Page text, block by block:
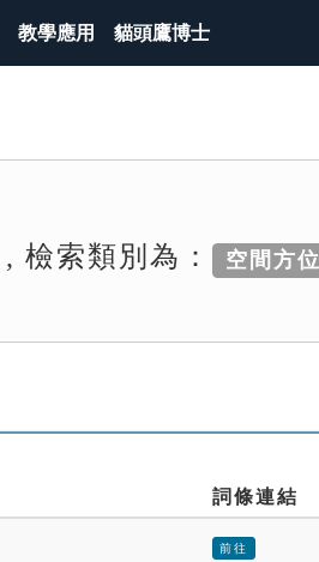
教學應用 貓頭鷹博士
, 檢索類別為： 空間方位
詞條連結
前往